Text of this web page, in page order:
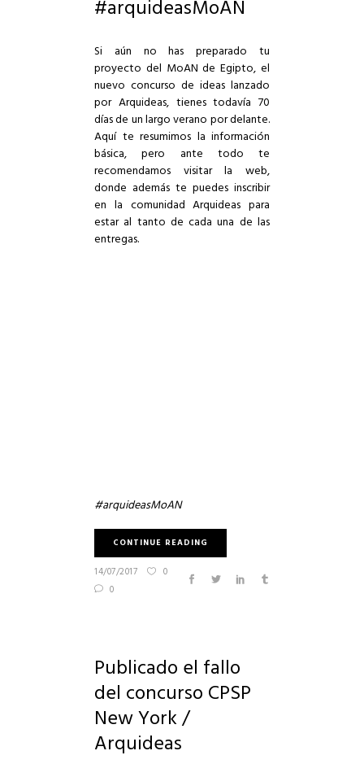
#arquideasMoAN
Si aún no has preparado tu
proyecto del MoAN de Egipto, el
nuevo concurso de ideas lanzado
por Arquideas, tienes todavía 70
días de un largo verano por delante.
Aquí te resumimos la información
básica, pero ante todo te
recomendamos visitar la web,
donde además te puedes inscribir
en la comunidad Arquideas para
estar al tanto de cada una de las
entregas.
#arquideasMoAN
CONTINUE READING
14/07/2017
0
0
Publicado el fallo
del concurso CPSP
New York /
Arquideas